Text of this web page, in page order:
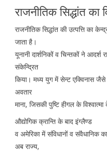
राजनीतिक सिद्धांत का
राजनीतिक सिद्धांत की उत्पत्ति का
जाता है।
यूनानी दार्शनिकों व चिन्तकों ने आदर्श
संकेन्द्रित
किया। मध्य युग में सेन्ट एक्विनास जैसे
अवतार
माना, जिसकी पुष्टि हीगल के
औद्योगिक क्रान्ति के बाद इंग्लैण्ड
व अमेरिका में संविधानों व संवैधानिक
अब राज्य,